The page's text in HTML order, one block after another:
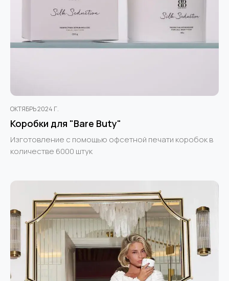
ОКТЯБРЬ 2024 Г.
Коробки для "Bare Buty"
Изготовление с помощью офсетной печати коробок в
количестве 6000 штук